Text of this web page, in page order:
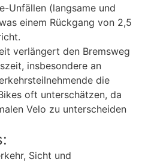
Unfällen (langsame und
einem Rückgang von 2,5
verlängert den Bremsweg
insbesondere an
die
oft unterschätzen, da
Velo zu unterscheiden
Sicht und